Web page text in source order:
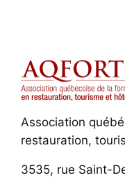
Association
restauration,
3535, rue Saint-